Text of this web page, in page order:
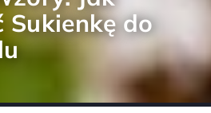
Sukienkę do